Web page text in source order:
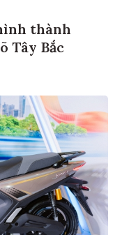
thành
Tây Bắc